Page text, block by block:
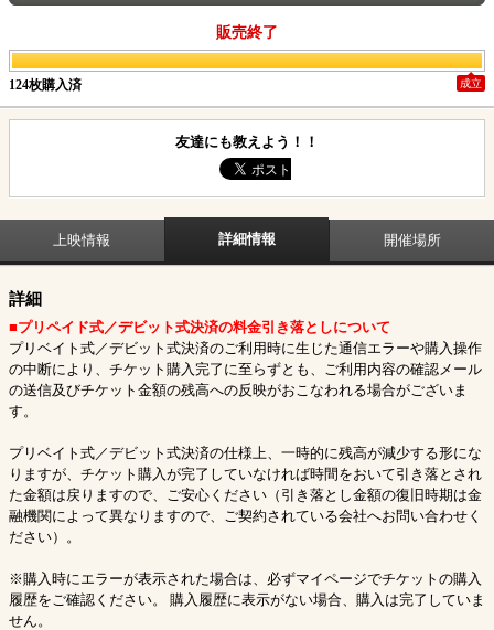
販売終了
124枚購入済 成立
友達にも教えよう！！
上映情報 詳細情報 開催場所
詳細
■プリペイド式／デビット式決済の料金引き落としについて
プリベイト式／デビット式決済のご利用時に生じた通信エラーや購入操作
の中断により、チケット購入完了に至らずとも、ご利用内容の確認メール
の送信及びチケット金額の残高への反映がおこなわれる場合がございま
す。
プリベイト式／デビット式決済の仕様上、一時的に残高が減少する形にな
りますが、チケット購入が完了していなければ時間をおいて引き落とされ
た金額は戻りますので、ご安心ください（引き落とし金額の復旧時期は金
融機関によって異なりますので、ご契約されている会社へお問い合わせく
ださい）。
※購入時にエラーが表示された場合は、必ずマイページでチケットの購入
履歴をご確認ください。 購入履歴に表示がない場合、購入は完了していま
せん。